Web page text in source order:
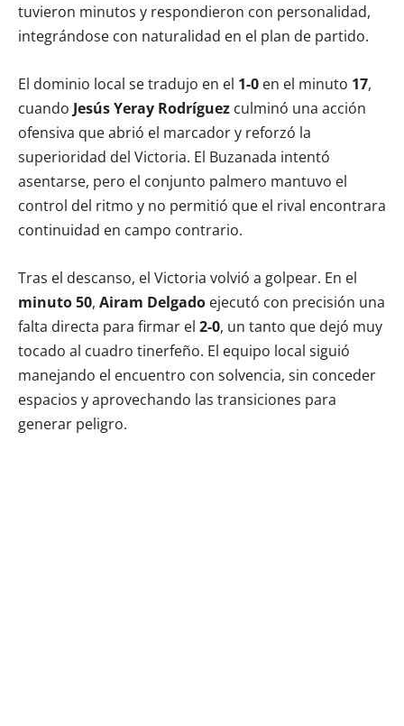
tuvieron minutos y respondieron con personalidad,
integrándose con naturalidad en el plan de partido.
El dominio local se tradujo en el 1-0 en el minuto 17,
cuando Jesús Yeray Rodríguez culminó una acción
ofensiva que abrió el marcador y reforzó la
superioridad del Victoria. El Buzanada intentó
asentarse, pero el conjunto palmero mantuvo el
control del ritmo y no permitió que el rival encontrara
continuidad en campo contrario.
Tras el descanso, el Victoria volvió a golpear. En el
minuto 50, Airam Delgado ejecutó con precisión una
falta directa para firmar el 2-0, un tanto que dejó muy
tocado al cuadro tinerfeño. El equipo local siguió
manejando el encuentro con solvencia, sin conceder
espacios y aprovechando las transiciones para
generar peligro.